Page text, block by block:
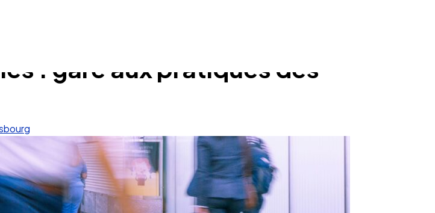
: gare aux pratiques des